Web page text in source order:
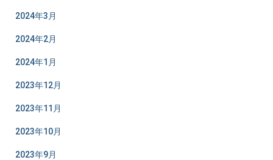
2024年3月
2024年2月
2024年1月
2023年12月
2023年11月
2023年10月
2023年9月